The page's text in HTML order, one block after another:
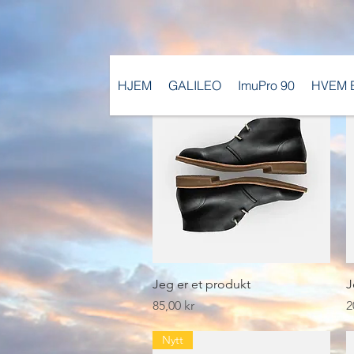
Hurtigvisning
Jeg er et produkt
Pris
85,00 kr
Nytt
HJEM GALILEO ImuPro 90 HVEM